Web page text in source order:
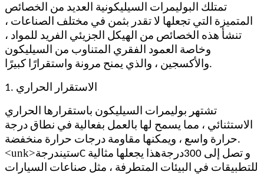
تمتلك البوليمرات السيليكونية العديد من الخصائص
المتميزة التي تجعلها لا تقدر بثمن في مختلف الصناعات ،
تنشأ هذه الخصائص من الهيكل الجزيئي الفريد للمواد ،
وخاصة العمود الفقري المتناوب من السيليكون
والأكسجين ، والذي يمنح مرونة واستقرارًا كبيرًا.
1. الاستقرار الحراري
تشتهر بوليمرات السيليكون باستقرارها الحراري
الاستثنائي ، مما يسمح لها بالعمل بفعالية في نطاق درجة
حرارة واسع ، ويمكنها مقاومة درجات حرارة منخفضة.
<unk> ستيندرجة C و تصل إلى 300 درجةهذا يجعلها مثالية
للتطبيقات في البيئات المتطرفة ، مثل صناعات السيارات